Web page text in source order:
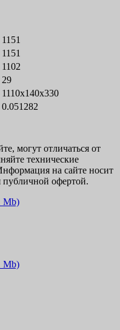
1151
1151
1102
29
1110x140x330
0.051282
могут отличаться от
технические
на сайте носит
публичной офертой.
Mb)
Mb)